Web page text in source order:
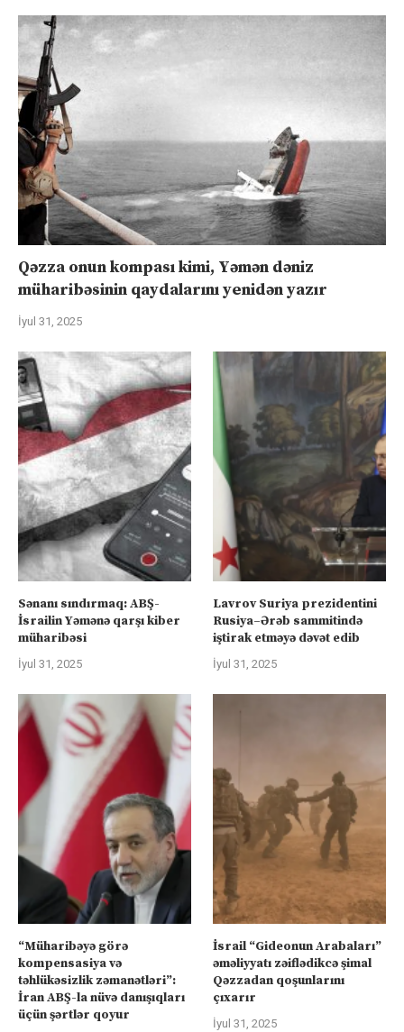
Qəzza onun kompası kimi, Yəmən dəniz
müharibəsinin qaydalarını yenidən yazır
İyul 31, 2025
Sənanı sındırmaq: ABŞ-
İsrailin Yəmənə qarşı kiber
müharibəsi
İyul 31, 2025
Lavrov Suriya prezidentini
Rusiya–Ərəb sammitində
iştirak etməyə dəvət edib
İyul 31, 2025
“Müharibəyə görə
kompensasiya və
təhlükəsizlik zəmanətləri”:
İran ABŞ-la nüvə danışıqları
üçün şərtlər qoyur
İsrail “Gideonun Arabaları”
əməliyyatı zəiflədikcə şimal
Qəzzadan qoşunlarını
çıxarır
İyul 31, 2025